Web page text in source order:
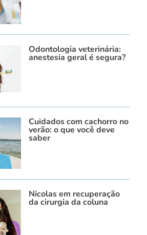
Odontologia veterinária:
anestesia geral é segura?
Cuidados com cachorro no
verão: o que você deve
saber
Nicolas em recuperação
da cirurgia da coluna